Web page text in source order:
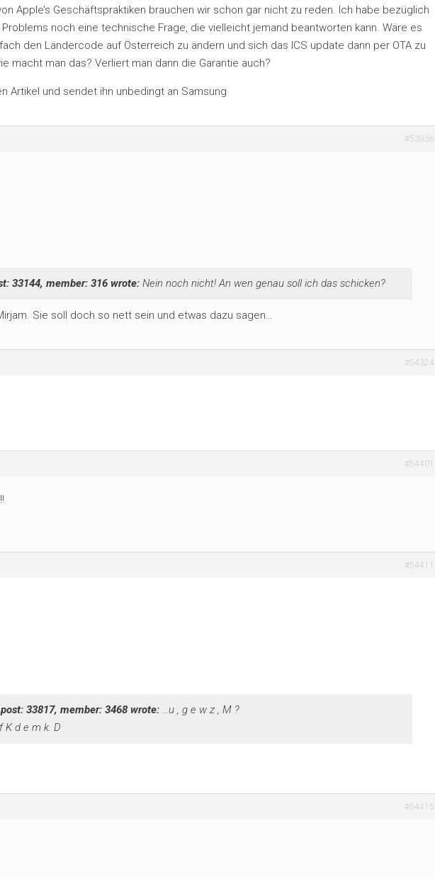
Apple’s Geschäftspraktiken brauchen wir schon gar nicht zu reden. Ich habe bezüglich
noch eine technische Frage, die vielleicht jemand beantworten kann. Wäre es
den Ländercode auf Österreich zu ändern und sich das ICS update dann per OTA zu
macht man das? Verliert man dann die Garantie auch?
Artikel und sendet ihn unbedingt an Samsung
#53936
33144, member: 316 wrote: Nein noch nicht! An wen genau soll ich das schicken?
Sie soll doch so nett sein und etwas dazu sagen…
#54324
#54401
#54411
33817, member: 3468 wrote: …u , g e w z , M ?
K d e m k. D
#54415